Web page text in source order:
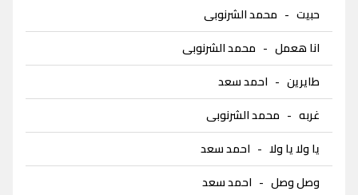
حبيت - محمد الشرنوبى
انا هعمل - محمد الشرنوبى
طايرين - احمد سعد
غربه - محمد الشرنوبى
يا ولا يا ولا - احمد سعد
وصل وصل - احمد سعد